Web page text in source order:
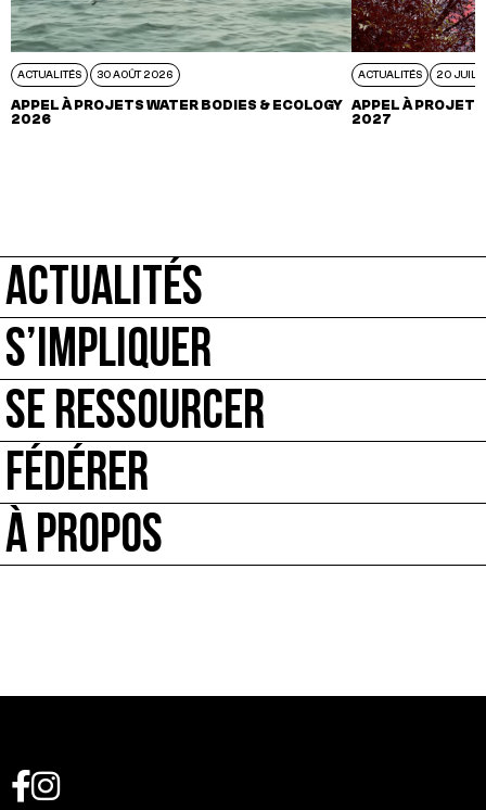
ACTUALITÉS 30 AOÛT 2026
APPEL À PROJETS WATER BODIES & ECOLOGY
2026
ACTUALITÉS 20 JUIL
APPEL À
2027
ACTUALITÉS
S’IMPLIQUER
SE RESSOURCER
FÉDÉRER
À PROPOS